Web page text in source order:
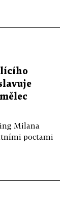
Milana
poctami